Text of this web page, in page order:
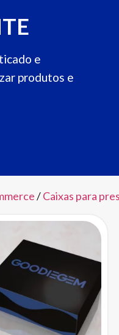
e
produtos e
/Caixas para